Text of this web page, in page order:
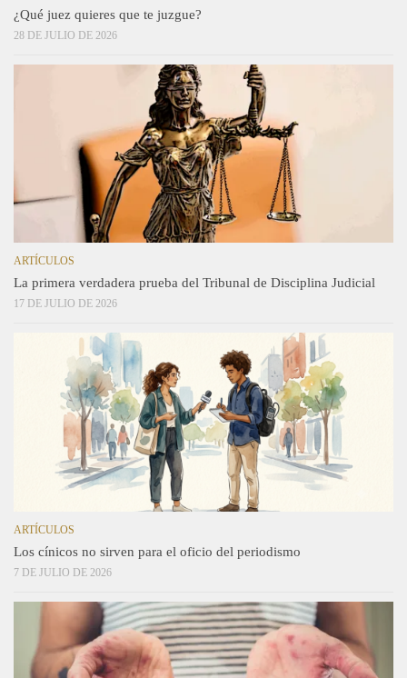
¿Qué juez quieres que te juzgue?
28 DE JULIO DE 2026
ARTÍCULOS
La primera verdadera prueba del Tribunal de Disciplina Judicial
17 DE JULIO DE 2026
ARTÍCULOS
Los cínicos no sirven para el oficio del periodismo
7 DE JULIO DE 2026